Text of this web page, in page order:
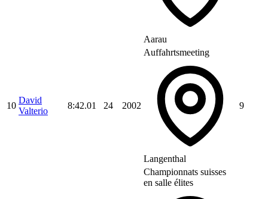
Aarau
10
David
Valterio
8:42.01 24 2002
Auffahrtsmeeting
Langenthal
9
Championnats suisses
en salle élites